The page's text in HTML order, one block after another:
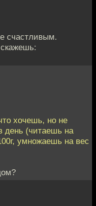
счастливым.
хочешь, но не
день (читаешь на
умножаешь на вес